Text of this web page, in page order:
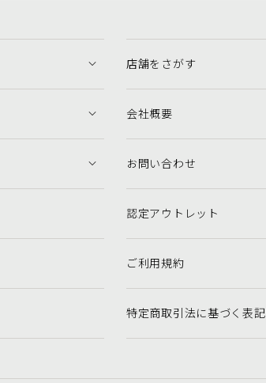
店舗をさがす
会社概要
お問い合わせ
認定アウトレット
ご利用規約
特定商取引法に基づく表記